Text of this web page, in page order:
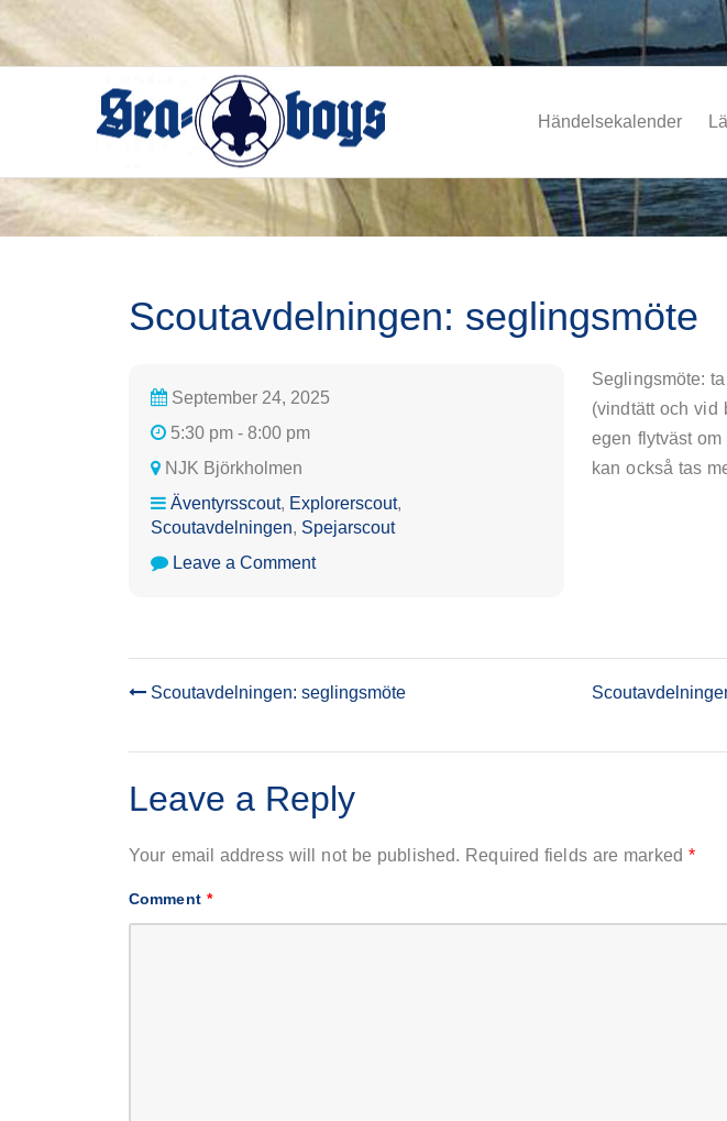
to
content
Händelsekalender
Scoutavdelningen: seglingsmöte
September 24, 2025
5:30 pm - 8:00 pm
NJK Björkholmen
Äventyrsscout, Explorerscout,
Scoutavdelningen, Spejarscout
Leave a Commenton
Seglingsmöte:
(vindtätt och vid
egen flytväst om
kan också tas
POST
NAVIGATION
Scoutavdelningen: seglingsmöte
Leave a Reply
Your email address will not be published. Required fields are marked *
Comment *